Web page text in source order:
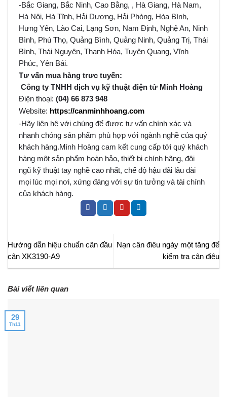
-Bắc Giang, Bắc Ninh, Cao Bằng, , Hà Giang, Hà Nam,
Hà Nội, Hà Tĩnh, Hải Dương, Hải Phòng, Hòa Bình,
Hưng Yên, Lào Cai, Lạng Sơn, Nam Định, Nghệ An, Ninh
Bình, Phú Thọ, Quảng Bình, Quảng Ninh, Quảng Trị, Thái
Bình, Thái Nguyên, Thanh Hóa, Tuyên Quang, Vĩnh
Phúc, Yên Bái.
Tư vấn mua hàng trưc tuyến:
Công ty TNHH dịch vụ kỹ thuật điện tử Minh Hoàng
Điện thoại:(04) 66 873 948
Website: https://canminhhoang.com
-Hãy liên hệ với chúng để được tư vấn chính xác và
nhanh chóng sản phẩm phù hợp với ngành nghề của quý
khách hàng.Minh Hoàng cam kết cung cấp tới quý khách
hàng một sản phẩm hoàn hảo, thiết bị chính hãng, đội
ngũ kỹ thuật tay nghề cao nhất, chế độ hậu đãi lâu dài
mọi lúc mọi nơi, xứng đáng với sự tin tưởng và tài chính
của khách hàng.
Hướng dẫn hiệu chuẩn cân đầu
cân XK3190-A9
Nạn cân điêu ngày một tăng để
kiểm tra cân điêu
Bài viết liên quan
29
Th11